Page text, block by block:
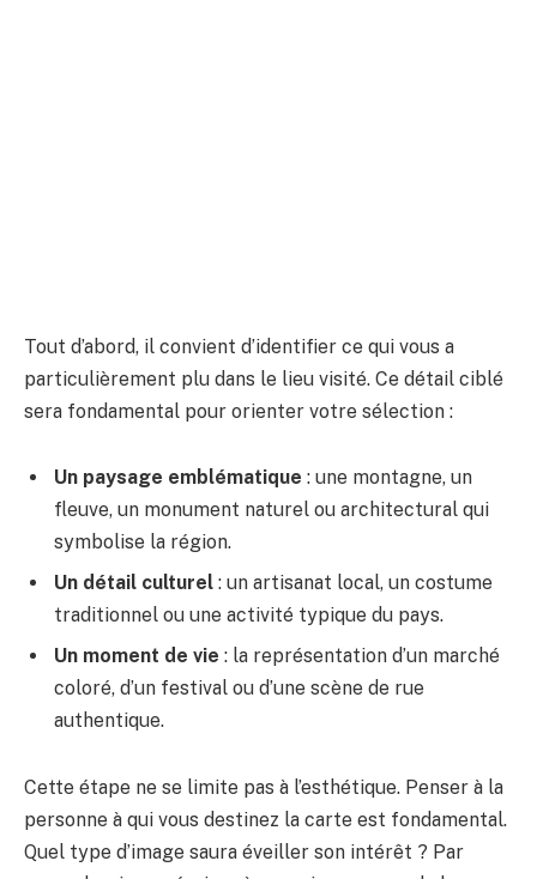
Tout d’abord, il convient d’identifier ce qui vous a
particulièrement plu dans le lieu visité. Ce détail ciblé
sera fondamental pour orienter votre sélection :
Un paysage emblématique : une montagne, un
fleuve, un monument naturel ou architectural qui
symbolise la région.
Un détail culturel : un artisanat local, un costume
traditionnel ou une activité typique du pays.
Un moment de vie : la représentation d’un marché
coloré, d’un festival ou d’une scène de rue
authentique.
Cette étape ne se limite pas à l’esthétique. Penser à la
personne à qui vous destinez la carte est fondamental.
Quel type d’image saura éveiller son intérêt ? Par